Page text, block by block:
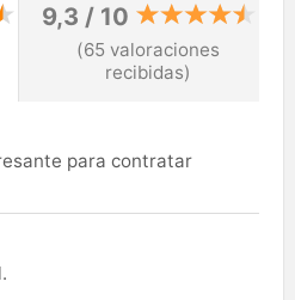
9,3 / 10
(65 valoraciones
recibidas)
para contratar